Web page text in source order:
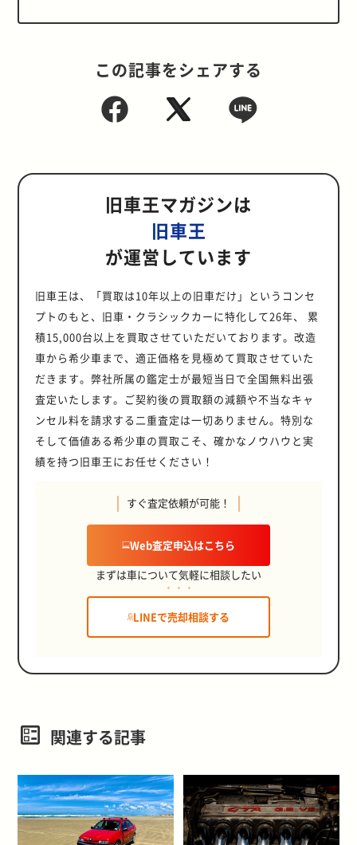
この記事をシェアする
旧車王マガジンは
旧車王
が運営しています
旧車王は、「買取は10年以上の旧車だけ」というコンセ
プトのもと、旧車・クラシックカーに特化して26年、 累
積15,000台以上を買取させていただいております。改造
車から希少車まで、適正価格を見極めて買取させていた
だきます。弊社所属の鑑定士が最短当日で全国無料出張
査定いたします。ご契約後の買取額の減額や不当なキャ
ンセル料を請求する二重査定は一切ありません。特別な
そして価値ある希少車の買取こそ、確かなノウハウと実
績を持つ旧車王にお任せください！
すぐ査定依頼が可能！
Web査定申込はこちら
まずは車について気軽に相談したい
LINEで売却相談する
関連する記事